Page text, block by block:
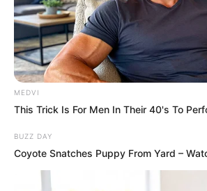
The Adorable Model For
Lion King Remake
BRAINBERRIES